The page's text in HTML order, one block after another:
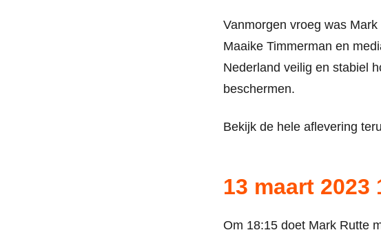
Vanmorgen vroeg was
Maaike Timmerman en
Nederland veilig en stabiel
beschermen.
Bekijk de hele aflevering
13 maart 2023
Om 18:15 doet Mark Rutte